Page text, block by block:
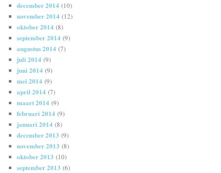
december 2014 (10)
november 2014 (12)
oktober 2014 (8)
september 2014 (9)
augustus 2014 (7)
juli 2014 (9)
juni 2014 (9)
mei 2014 (9)
april 2014 (7)
maart 2014 (9)
februari 2014 (9)
januari 2014 (8)
december 2013 (9)
november 2013 (8)
oktober 2013 (10)
september 2013 (6)